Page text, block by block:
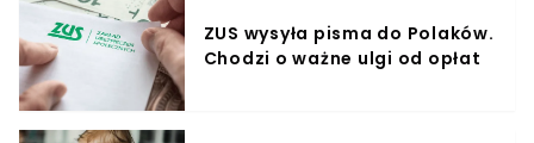
ZUS wysyła pisma do Polaków.
Chodzi o ważne ulgi od opłat